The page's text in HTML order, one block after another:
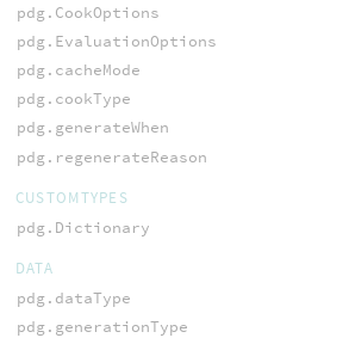
pdg.CookOptions
pdg.EvaluationOptions
pdg.cacheMode
pdg.cookType
pdg.generateWhen
pdg.regenerateReason
CUSTOMTYPES
pdg.Dictionary
DATA
pdg.dataType
pdg.generationType